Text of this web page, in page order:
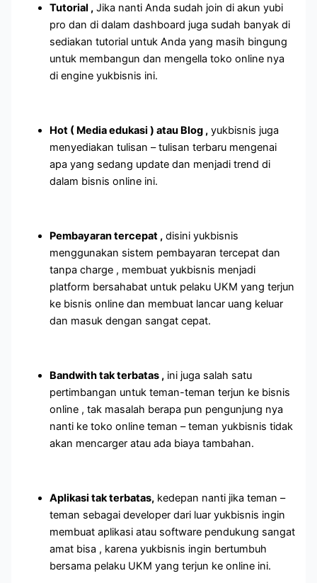
Tutorial , Jika nanti Anda sudah join di akun yubi
pro dan di dalam dashboard juga sudah banyak di
sediakan tutorial untuk Anda yang masih bingung
untuk membangun dan mengella toko online nya
di engine yukbisnis ini.
Hot ( Media edukasi ) atau Blog , yukbisnis juga
menyediakan tulisan – tulisan terbaru mengenai
apa yang sedang update dan menjadi trend di
dalam bisnis online ini.
Pembayaran tercepat , disini yukbisnis
menggunakan sistem pembayaran tercepat dan
tanpa charge , membuat yukbisnis menjadi
platform bersahabat untuk pelaku UKM yang terjun
ke bisnis online dan membuat lancar uang keluar
dan masuk dengan sangat cepat.
Bandwith tak terbatas , ini juga salah satu
pertimbangan untuk teman-teman terjun ke bisnis
online , tak masalah berapa pun pengunjung nya
nanti ke toko online teman – teman yukbisnis tidak
akan mencarger atau ada biaya tambahan.
Aplikasi tak terbatas, kedepan nanti jika teman –
teman sebagai developer dari luar yukbisnis ingin
membuat aplikasi atau software pendukung sangat
amat bisa , karena yukbisnis ingin bertumbuh
bersama pelaku UKM yang terjun ke online ini.